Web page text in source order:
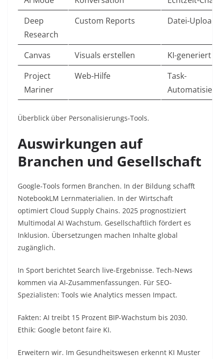
Deep
Research
Custom Reports Datei-Uploads
Canvas Visuals erstellen
KI-generiert
Project
Mariner
Web-Hilfe
Task-
Überblick über Personalisierungs-Tools.​
Auswirkungen auf
Branchen und Gesellschaft
Google-Tools formen Branchen. In der Bildung schafft
NotebookLM Lernmaterialien. In der Wirtschaft
optimiert Cloud Supply Chains. 2025 prognostiziert
Multimodal AI Wachstum. Gesellschaftlich fördert es
Inklusion. Übersetzungen machen Inhalte global
zugänglich.​
In Sport berichtet Search live-Ergebnisse. Tech-News
kommen via AI-Zusammenfassungen. Für SEO-
Spezialisten: Tools wie Analytics messen Impact.
Fakten: AI treibt 15 Prozent BIP-Wachstum bis 2030.
Ethik: Google betont faire KI.​
Erweitern wir. Im Gesundheitswesen erkennt KI Muster